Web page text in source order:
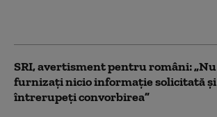
SRI, avertisment pentru români: „Nu
furnizați nicio informație solicitată și
întrerupeți convorbirea”